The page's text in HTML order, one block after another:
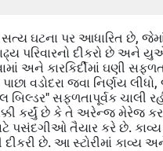
સત્ય ઘટના પર આધારિત છે,
પરિવારનો દીકરો છે અને
કારકિર્દીમાં ઘણી
વડોદરા જવા નિર્ણય લીધો,
સફળતાપૂર્વક ચાલી
કર્યું છે કે તે અરેન્જ મેરેજ કરશે.
પસંદગીઓ તૈયાર કરે છે.
છે. આ સ્ટોરીમાં કાવ્ય